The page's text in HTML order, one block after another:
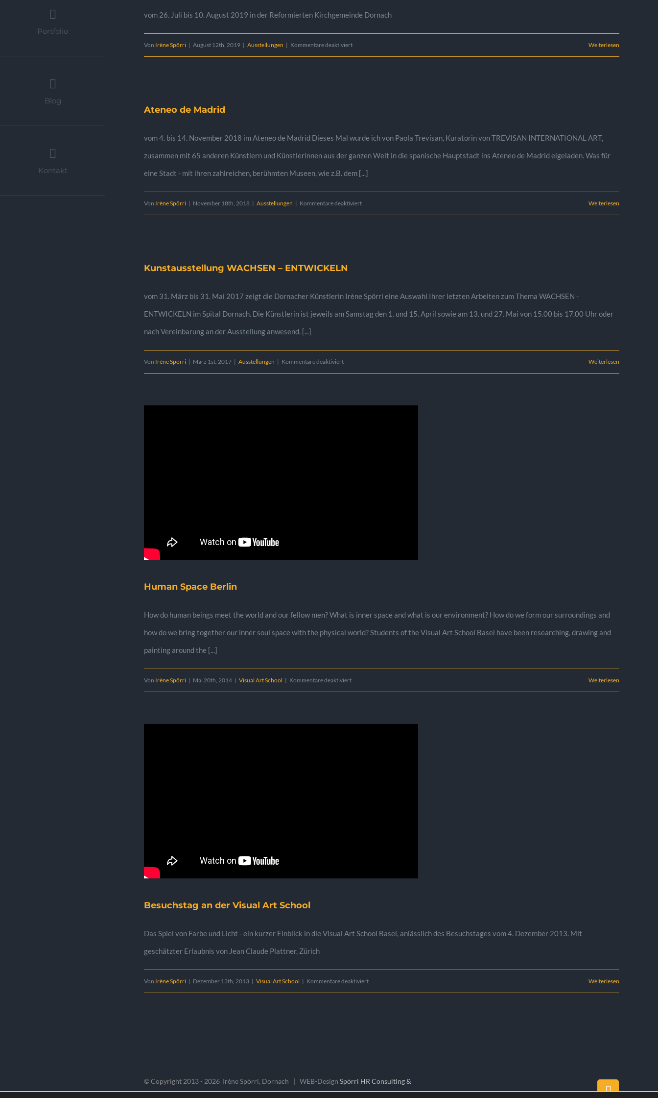
Portfolio
Blog
Kontakt
vom 26. Juli bis 10. August 2019 in der Reformierten Kirchgemeinde Dornach
Von Irène Spörri | August 12th, 2019 | Ausstellungen | Kommentare deaktiviertfür Weiterlesen
Ateneo de Madrid
vom 4. bis 14. November 2018 im Ateneo de Madrid Dieses Mal wurde ich von Paola Trevisan, Kuratorin von TREVISAN INTERNATIONAL ART,
zusammen mit 65 anderen Künstlern und Künstlerinnen aus der ganzen Welt in die spanische Hauptstadt ins Ateneo de Madrid eigeladen. Was für
eine Stadt - mit ihren zahlreichen, berühmten Museen, wie z.B. dem [...]
Von Irène Spörri | November 18th, 2018 | Ausstellungen | Kommentare deaktiviertfür Weiterlesen
Kunstausstellung WACHSEN – ENTWICKELN
vom 31. März bis 31. Mai 2017 zeigt die Dornacher Künstlerin Irène Spörri eine Auswahl Ihrer letzten Arbeiten zum Thema WACHSEN -
ENTWICKELN im Spital Dornach. Die Künstlerin ist jeweils am Samstag den 1. und 15. April sowie am 13. und 27. Mai von 15.00 bis 17.00 Uhr oder
nach Vereinbarung an der Ausstellung anwesend. [...]
Von Irène Spörri | März 1st, 2017 | Ausstellungen | Kommentare deaktiviertfür Weiterlesen
Human Space Berlin
How do human beings meet the world and our fellow men? What is inner space and what is our environment? How do we form our surroundings and
how do we bring together our inner soul space with the physical world? Students of the Visual Art School Basel have been researching, drawing and
painting around the [...]
Von Irène Spörri | Mai 20th, 2014 | Visual Art School | Kommentare deaktiviertfür Weiterlesen
Besuchstag an der Visual Art School
Das Spiel von Farbe und Licht - ein kurzer Einblick in die Visual Art School Basel, anlässlich des Besuchstages vom 4. Dezember 2013. Mit
geschätzter Erlaubnis von Jean Claude Plattner, Zürich
Von Irène Spörri | Dezember 13th, 2013 | Visual Art School | Kommentare deaktiviertfür
School
Weiterlesen
© Copyright 2013 - 2026 Irène Spörri, Dornach | WEB-DesignSpörri HR Consulting &
Facebook